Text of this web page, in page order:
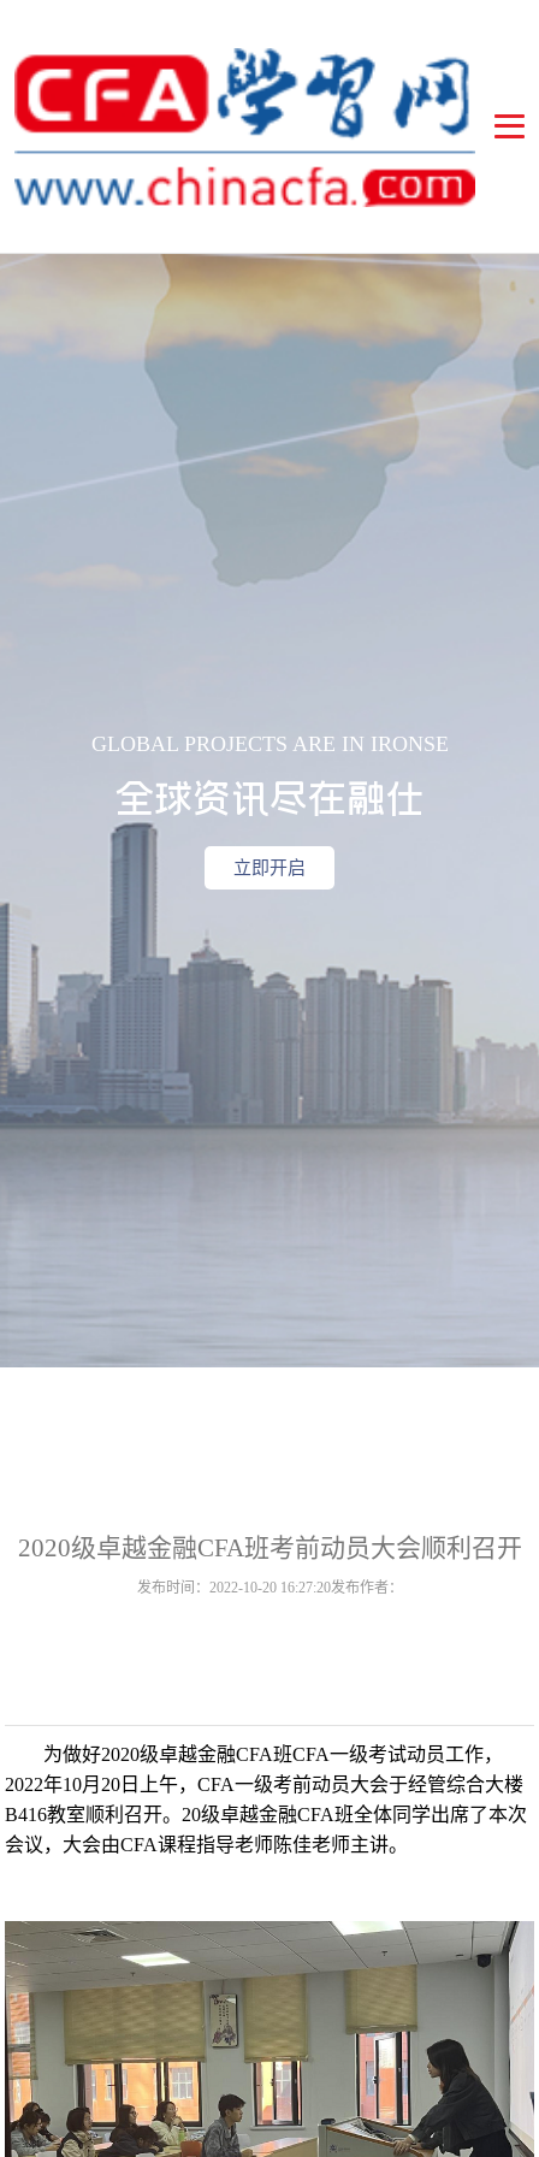
GLOBAL PROJECTS ARE IN IRONSE
全球资讯尽在融仕
立即开启
2020级卓越金融CFA班考前动员大会顺利召开
发布时间：2022-10-20 16:27:20发布作者：
为做好2020级卓越金融CFA班CFA一级考试动员工作，
2022年10月20日上午，CFA一级考前动员大会于经管综合大楼
B416教室顺利召开。20级卓越金融CFA班全体同学出席了本次
会议，大会由CFA课程指导老师陈佳老师主讲。